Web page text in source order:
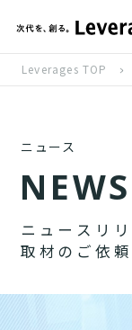
Leverages TOP
ニュース
NEWS
ニ ュ ー ス リ リ
取 材 の ご 依 頼